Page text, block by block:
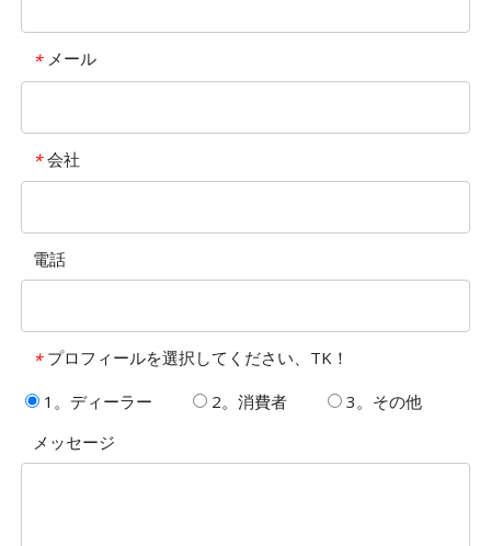
* メール
* 会社
電話
* プロフィールを選択してください、TK！
1。ディーラー
2。消費者
3。その他
メッセージ